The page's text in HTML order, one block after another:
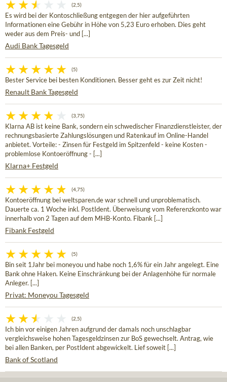
(2,5)
Es wird bei der Kontoschließung entgegen der hier aufgeführten
Informationen eine Gebühr in Höhe von 5,23 Euro erhoben. Dies geht
weder aus dem Preis- und [...]
Audi Bank Tagesgeld
(5)
Bester Service bei besten Konditionen. Besser geht es zur Zeit nicht!
Renault Bank Tagesgeld
(3,75)
Klarna AB ist keine Bank, sondern ein schwedischer Finanzdienstleister, der
rechnungsbasierte Zahlungslösungen und Ratenkauf im Online-Handel
anbietet. Vorteile: - Zinsen für Festgeld im Spitzenfeld - keine Kosten -
problemlose Kontoeröffnung - [...]
Klarna+ Festgeld
(4,75)
Kontoeröffnung bei weltsparen.de war schnell und unproblematisch.
Dauerte ca. 1 Woche inkl. PostIdent. Überweisung vom Referenzkonto war
innerhalb von 2 Tagen auf dem MHB-Konto. Fibank [...]
Fibank Festgeld
(5)
Bin seit 1Jahr bei moneyou und habe noch 1,6% für ein Jahr angelegt. Eine
Bank ohne Haken. Keine Einschränkung bei der Anlagenhöhe für normale
Anleger. [...]
Privat: Moneyou Tagesgeld
(2,5)
Ich bin vor einigen Jahren aufgrund der damals noch unschlagbar
vergleichsweise hohen Tagesgeldzinsen zur BoS gewechselt. Antrag, wie
bei allen Banken, per PostIdent abgewickelt. Lief soweit [...]
Bank of Scotland